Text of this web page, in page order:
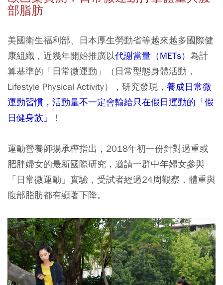
部脂肪
美國衛生福利部、日本厚生勞動省等越來越多國際健
康組織，近幾年開始推廣以代謝當量（METs） 為計
算基準的「日常微運動」（日常型態身體活動，
Lifestyle Physical Activity），研究發現， 養成日常微
運動習慣，活動量不一定會輸給只在假日運動的「假
日健身族」
！
運動營養師揚承樺指出，2018年初一份針對過重或
肥胖婦女的最新國際研究，邀請一群中年婦女參與
「日常微運動」實驗，受試者經過24周觀察，體重與
腹部脂肪都有顯著下降。